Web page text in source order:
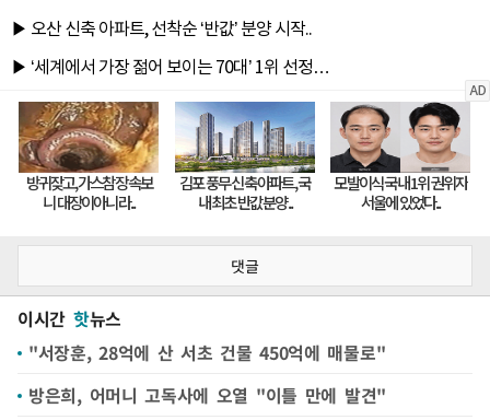
댓글
이시간 핫뉴스
"서장훈, 28억에 산 서초 건물 450억에 매물로"
방은희, 어머니 고독사에 오열 "이틀 만에 발견"